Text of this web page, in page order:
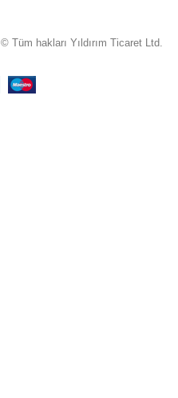
© Tüm hakları Yıldırım Ticaret Ltd.